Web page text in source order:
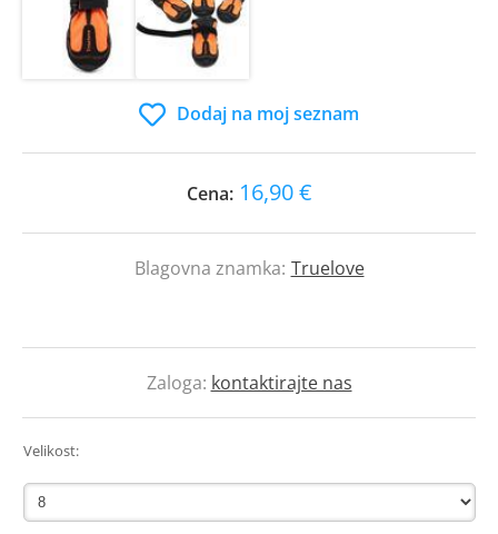
Dodaj na moj seznam
Cena: 16,90 €
Blagovna znamka: Truelove
Zaloga: kontaktirajte nas
Velikost: